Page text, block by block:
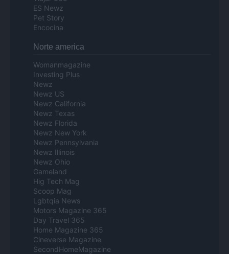
ES Newz
Pet Story
Encocina
Norte america
Womanmagazine
Investing Plus
Newz
Newz US
Newz California
Newz Texas
Newz Florida
Newz New York
Newz Pennsylvania
Newz Illinois
Newz Ohio
Gameland
Hig Tech Mag
Scoop Mag
Lgbtqia News
Motors Magazine 365
Day Travel 365
Home Magazine 365
Cineverse Magazine
SecondHomeMagazine